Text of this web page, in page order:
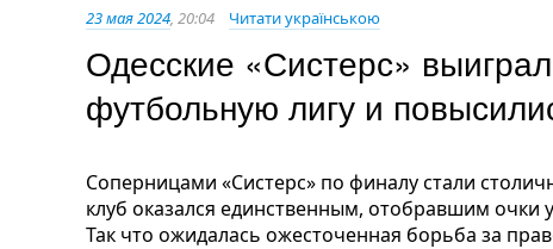
23 мая 2024, 20:04 Читати українською
Одесские «Систерс»
футбольную лигу и
Соперницами «Систерс» по финалу стали
клуб оказался единственным, отобравшим очки
Так что ожидалась ожесточенная борьба за